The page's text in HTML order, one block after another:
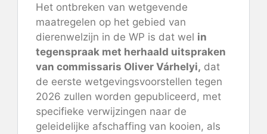
Het ontbreken van wetgevende
maatregelen op het gebied van
dierenwelzijn in de WP is dat wel in
tegenspraak met herhaald uitspraken
van commissaris Oliver Várhelyi, dat
de eerste wetgevingsvoorstellen tegen
2026 zullen worden gepubliceerd, met
specifieke verwijzingen naar de
geleidelijke afschaffing van kooien, als